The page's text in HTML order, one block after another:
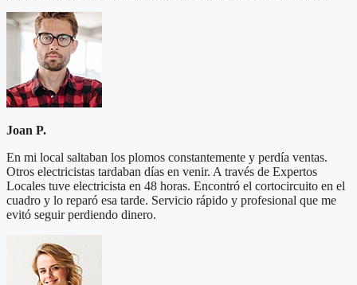
Joan P.
En mi local saltaban los plomos constantemente y perdía ventas.
Otros electricistas tardaban días en venir. A través de Expertos
Locales tuve electricista en 48 horas. Encontró el cortocircuito en el
cuadro y lo reparó esa tarde. Servicio rápido y profesional que me
evitó seguir perdiendo dinero.